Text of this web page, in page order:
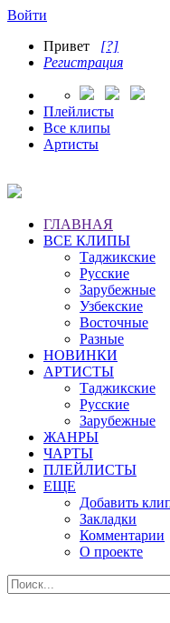
Войти
Привет [?]
Регистрация
Плейлисты
Все клипы
Артисты
ГЛАВНАЯ
ВСЕ КЛИПЫ
Таджикские
Русские
Зарубежные
Узбекские
Восточные
Разные
НОВИНКИ
АРТИСТЫ
Таджикские
Русские
Зарубежные
ЖАНРЫ
ЧАРТЫ
ПЛЕЙЛИСТЫ
ЕЩЕ
Добавить
Закладки
Комментарии
О проекте